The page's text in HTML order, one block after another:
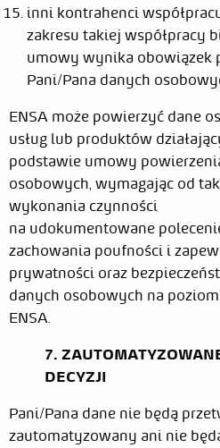
inni kontrahenci
zakresu takiej współpracy
umowy wynika obowiązek
Pani/Pana danych
ENSA może powierzyć dane
usług lub produktów
podstawie umowy
osobowych, wymagając od
wykonania czynności
na udokumentowane
zachowania poufności i
prywatności oraz
danych osobowych na
ENSA.
7.
DECYZJI
Pani/Pana dane nie będą
zautomatyzowany ani nie